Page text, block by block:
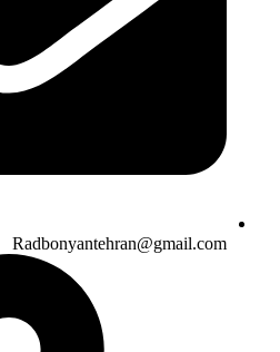
Radbonyantehran@gmail.com